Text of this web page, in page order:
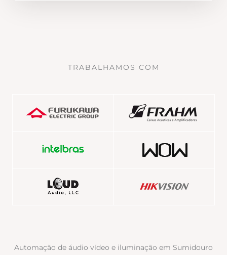
TRABALHAMOS COM
Automação de áudio vídeo e iluminação em Sumidouro